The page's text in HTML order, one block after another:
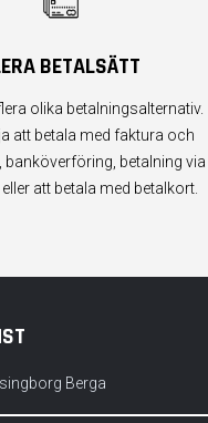
BETALSÄTT
olika betalningsalternativ.
att betala med faktura och
banköverföring, betalning via
att betala med betalkort.
Berga